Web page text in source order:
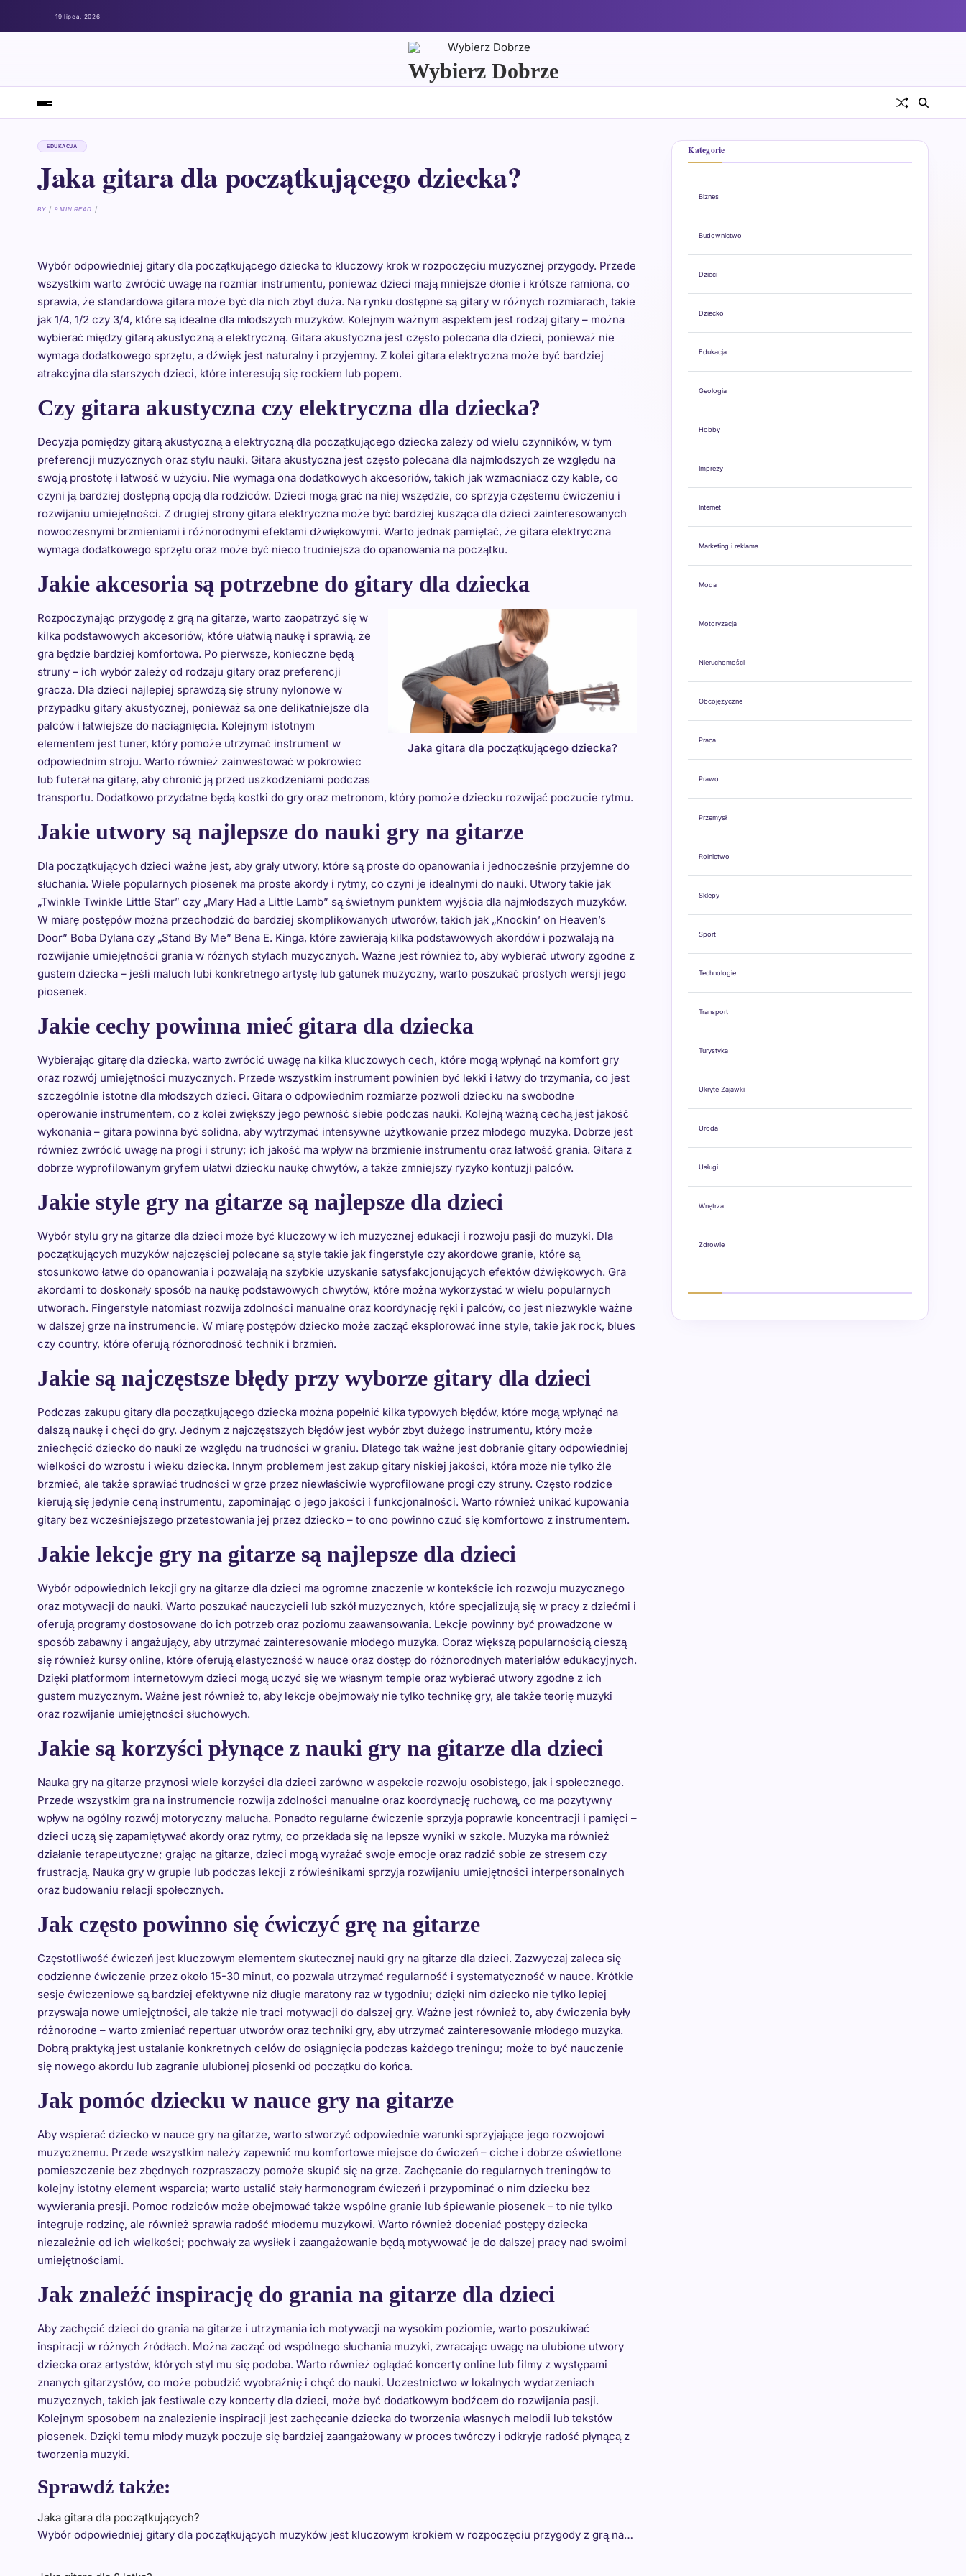
19 lipca, 2026
Wybierz Dobrze
EDUKACJA
Jaka gitara dla początkującego dziecka?
BY 9 MIN READ
Wybór odpowiedniej gitary dla początkującego dziecka to kluczowy krok w rozpoczęciu muzycznej przygody. Przede
wszystkim warto zwrócić uwagę na rozmiar instrumentu, ponieważ dzieci mają mniejsze dłonie i krótsze ramiona, co
sprawia, że standardowa gitara może być dla nich zbyt duża. Na rynku dostępne są gitary w różnych rozmiarach, takie
jak 1/4, 1/2 czy 3/4, które są idealne dla młodszych muzyków. Kolejnym ważnym aspektem jest rodzaj gitary – można
wybierać między gitarą akustyczną a elektryczną. Gitara akustyczna jest często polecana dla dzieci, ponieważ nie
wymaga dodatkowego sprzętu, a dźwięk jest naturalny i przyjemny. Z kolei gitara elektryczna może być bardziej
atrakcyjna dla starszych dzieci, które interesują się rockiem lub popem.
Czy gitara akustyczna czy elektryczna dla dziecka?
Decyzja pomiędzy gitarą akustyczną a elektryczną dla początkującego dziecka zależy od wielu czynników, w tym
preferencji muzycznych oraz stylu nauki. Gitara akustyczna jest często polecana dla najmłodszych ze względu na
swoją prostotę i łatwość w użyciu. Nie wymaga ona dodatkowych akcesoriów, takich jak wzmacniacz czy kable, co
czyni ją bardziej dostępną opcją dla rodziców. Dzieci mogą grać na niej wszędzie, co sprzyja częstemu ćwiczeniu i
rozwijaniu umiejętności. Z drugiej strony gitara elektryczna może być bardziej kusząca dla dzieci zainteresowanych
nowoczesnymi brzmieniami i różnorodnymi efektami dźwiękowymi. Warto jednak pamiętać, że gitara elektryczna
wymaga dodatkowego sprzętu oraz może być nieco trudniejsza do opanowania na początku.
Jakie akcesoria są potrzebne do gitary dla dziecka
Jaka gitara dla początkującego dziecka?
Rozpoczynając przygodę z grą na gitarze, warto zaopatrzyć się w
kilka podstawowych akcesoriów, które ułatwią naukę i sprawią, że
gra będzie bardziej komfortowa. Po pierwsze, konieczne będą
struny – ich wybór zależy od rodzaju gitary oraz preferencji
gracza. Dla dzieci najlepiej sprawdzą się struny nylonowe w
przypadku gitary akustycznej, ponieważ są one delikatniejsze dla
palców i łatwiejsze do naciągnięcia. Kolejnym istotnym
elementem jest tuner, który pomoże utrzymać instrument w
odpowiednim stroju. Warto również zainwestować w pokrowiec
lub futerał na gitarę, aby chronić ją przed uszkodzeniami podczas
transportu. Dodatkowo przydatne będą kostki do gry oraz metronom, który pomoże dziecku rozwijać poczucie rytmu.
Jakie utwory są najlepsze do nauki gry na gitarze
Dla początkujących dzieci ważne jest, aby grały utwory, które są proste do opanowania i jednocześnie przyjemne do
słuchania. Wiele popularnych piosenek ma proste akordy i rytmy, co czyni je idealnymi do nauki. Utwory takie jak
„Twinkle Twinkle Little Star” czy „Mary Had a Little Lamb” są świetnym punktem wyjścia dla najmłodszych muzyków.
W miarę postępów można przechodzić do bardziej skomplikowanych utworów, takich jak „Knockin’ on Heaven’s
Door” Boba Dylana czy „Stand By Me” Bena E. Kinga, które zawierają kilka podstawowych akordów i pozwalają na
rozwijanie umiejętności grania w różnych stylach muzycznych. Ważne jest również to, aby wybierać utwory zgodne z
gustem dziecka – jeśli maluch lubi konkretnego artystę lub gatunek muzyczny, warto poszukać prostych wersji jego
piosenek.
Jakie cechy powinna mieć gitara dla dziecka
Wybierając gitarę dla dziecka, warto zwrócić uwagę na kilka kluczowych cech, które mogą wpłynąć na komfort gry
oraz rozwój umiejętności muzycznych. Przede wszystkim instrument powinien być lekki i łatwy do trzymania, co jest
szczególnie istotne dla młodszych dzieci. Gitara o odpowiednim rozmiarze pozwoli dziecku na swobodne
operowanie instrumentem, co z kolei zwiększy jego pewność siebie podczas nauki. Kolejną ważną cechą jest jakość
wykonania – gitara powinna być solidna, aby wytrzymać intensywne użytkowanie przez młodego muzyka. Dobrze jest
również zwrócić uwagę na progi i struny; ich jakość ma wpływ na brzmienie instrumentu oraz łatwość grania. Gitara z
dobrze wyprofilowanym gryfem ułatwi dziecku naukę chwytów, a także zmniejszy ryzyko kontuzji palców.
Jakie style gry na gitarze są najlepsze dla dzieci
Wybór stylu gry na gitarze dla dzieci może być kluczowy w ich muzycznej edukacji i rozwoju pasji do muzyki. Dla
początkujących muzyków najczęściej polecane są style takie jak fingerstyle czy akordowe granie, które są
stosunkowo łatwe do opanowania i pozwalają na szybkie uzyskanie satysfakcjonujących efektów dźwiękowych. Gra
akordami to doskonały sposób na naukę podstawowych chwytów, które można wykorzystać w wielu popularnych
utworach. Fingerstyle natomiast rozwija zdolności manualne oraz koordynację ręki i palców, co jest niezwykle ważne
w dalszej grze na instrumencie. W miarę postępów dziecko może zacząć eksplorować inne style, takie jak rock, blues
czy country, które oferują różnorodność technik i brzmień.
Jakie są najczęstsze błędy przy wyborze gitary dla dzieci
Podczas zakupu gitary dla początkującego dziecka można popełnić kilka typowych błędów, które mogą wpłynąć na
dalszą naukę i chęci do gry. Jednym z najczęstszych błędów jest wybór zbyt dużego instrumentu, który może
zniechęcić dziecko do nauki ze względu na trudności w graniu. Dlatego tak ważne jest dobranie gitary odpowiedniej
wielkości do wzrostu i wieku dziecka. Innym problemem jest zakup gitary niskiej jakości, która może nie tylko źle
brzmieć, ale także sprawiać trudności w grze przez niewłaściwie wyprofilowane progi czy struny. Często rodzice
kierują się jedynie ceną instrumentu, zapominając o jego jakości i funkcjonalności. Warto również unikać kupowania
gitary bez wcześniejszego przetestowania jej przez dziecko – to ono powinno czuć się komfortowo z instrumentem.
Jakie lekcje gry na gitarze są najlepsze dla dzieci
Wybór odpowiednich lekcji gry na gitarze dla dzieci ma ogromne znaczenie w kontekście ich rozwoju muzycznego
oraz motywacji do nauki. Warto poszukać nauczycieli lub szkół muzycznych, które specjalizują się w pracy z dziećmi i
oferują programy dostosowane do ich potrzeb oraz poziomu zaawansowania. Lekcje powinny być prowadzone w
sposób zabawny i angażujący, aby utrzymać zainteresowanie młodego muzyka. Coraz większą popularnością cieszą
się również kursy online, które oferują elastyczność w nauce oraz dostęp do różnorodnych materiałów edukacyjnych.
Dzięki platformom internetowym dzieci mogą uczyć się we własnym tempie oraz wybierać utwory zgodne z ich
gustem muzycznym. Ważne jest również to, aby lekcje obejmowały nie tylko technikę gry, ale także teorię muzyki
oraz rozwijanie umiejętności słuchowych.
Jakie są korzyści płynące z nauki gry na gitarze dla dzieci
Nauka gry na gitarze przynosi wiele korzyści dla dzieci zarówno w aspekcie rozwoju osobistego, jak i społecznego.
Przede wszystkim gra na instrumencie rozwija zdolności manualne oraz koordynację ruchową, co ma pozytywny
wpływ na ogólny rozwój motoryczny malucha. Ponadto regularne ćwiczenie sprzyja poprawie koncentracji i pamięci –
dzieci uczą się zapamiętywać akordy oraz rytmy, co przekłada się na lepsze wyniki w szkole. Muzyka ma również
działanie terapeutyczne; grając na gitarze, dzieci mogą wyrażać swoje emocje oraz radzić sobie ze stresem czy
frustracją. Nauka gry w grupie lub podczas lekcji z rówieśnikami sprzyja rozwijaniu umiejętności interpersonalnych
oraz budowaniu relacji społecznych.
Jak często powinno się ćwiczyć grę na gitarze
Częstotliwość ćwiczeń jest kluczowym elementem skutecznej nauki gry na gitarze dla dzieci. Zazwyczaj zaleca się
codzienne ćwiczenie przez około 15-30 minut, co pozwala utrzymać regularność i systematyczność w nauce. Krótkie
sesje ćwiczeniowe są bardziej efektywne niż długie maratony raz w tygodniu; dzięki nim dziecko nie tylko lepiej
przyswaja nowe umiejętności, ale także nie traci motywacji do dalszej gry. Ważne jest również to, aby ćwiczenia były
różnorodne – warto zmieniać repertuar utworów oraz techniki gry, aby utrzymać zainteresowanie młodego muzyka.
Dobrą praktyką jest ustalanie konkretnych celów do osiągnięcia podczas każdego treningu; może to być nauczenie
się nowego akordu lub zagranie ulubionej piosenki od początku do końca.
Jak pomóc dziecku w nauce gry na gitarze
Aby wspierać dziecko w nauce gry na gitarze, warto stworzyć odpowiednie warunki sprzyjające jego rozwojowi
muzycznemu. Przede wszystkim należy zapewnić mu komfortowe miejsce do ćwiczeń – ciche i dobrze oświetlone
pomieszczenie bez zbędnych rozpraszaczy pomoże skupić się na grze. Zachęcanie do regularnych treningów to
kolejny istotny element wsparcia; warto ustalić stały harmonogram ćwiczeń i przypominać o nim dziecku bez
wywierania presji. Pomoc rodziców może obejmować także wspólne granie lub śpiewanie piosenek – to nie tylko
integruje rodzinę, ale również sprawia radość młodemu muzykowi. Warto również doceniać postępy dziecka
niezależnie od ich wielkości; pochwały za wysiłek i zaangażowanie będą motywować je do dalszej pracy nad swoimi
umiejętnościami.
Jak znaleźć inspirację do grania na gitarze dla dzieci
Aby zachęcić dzieci do grania na gitarze i utrzymania ich motywacji na wysokim poziomie, warto poszukiwać
inspiracji w różnych źródłach. Można zacząć od wspólnego słuchania muzyki, zwracając uwagę na ulubione utwory
dziecka oraz artystów, których styl mu się podoba. Warto również oglądać koncerty online lub filmy z występami
znanych gitarzystów, co może pobudzić wyobraźnię i chęć do nauki. Uczestnictwo w lokalnych wydarzeniach
muzycznych, takich jak festiwale czy koncerty dla dzieci, może być dodatkowym bodźcem do rozwijania pasji.
Kolejnym sposobem na znalezienie inspiracji jest zachęcanie dziecka do tworzenia własnych melodii lub tekstów
piosenek. Dzięki temu młody muzyk poczuje się bardziej zaangażowany w proces twórczy i odkryje radość płynącą z
tworzenia muzyki.
Sprawdź także:
Jaka gitara dla początkujących?
Wybór odpowiedniej gitary dla początkujących muzyków jest kluczowym krokiem w rozpoczęciu przygody z grą na…
Kategorie
Biznes
Budownictwo
Dzieci
Dziecko
Edukacja
Geologia
Hobby
Imprezy
Internet
Marketing i reklama
Moda
Motoryzacja
Nieruchomości
Obcojęzyczne
Praca
Prawo
Przemysł
Rolnictwo
Sklepy
Sport
Technologie
Transport
Turystyka
Ukryte Zajawki
Uroda
Usługi
Wnętrza
Zdrowie